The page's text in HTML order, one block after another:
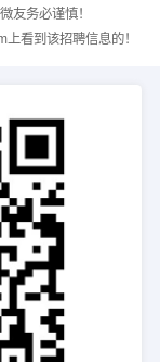
友务必谨慎！
看到该招聘信息的！